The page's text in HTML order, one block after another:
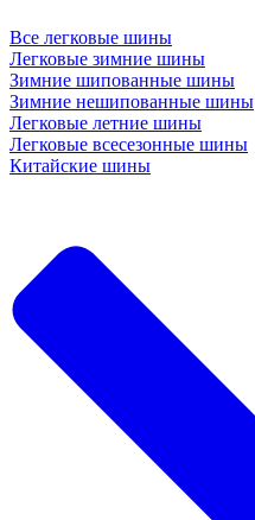
Все легковые шины
Легковые зимние шины
Зимние шипованные шины
Зимние нешипованные шины
Легковые летние шины
Легковые всесезонные шины
Китайские шины